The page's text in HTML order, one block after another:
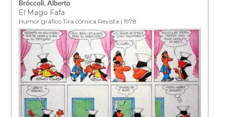
Bróccoli, Alberto
El Mago Fafa
Humor gráfico Tira cómica Revista | 1978